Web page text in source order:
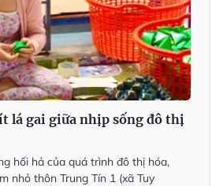
lá gai giữa nhịp sống đô thị
hối hả của quá trình đô thị hóa,
nhỏ thôn Trung Tín 1 (xã Tuy